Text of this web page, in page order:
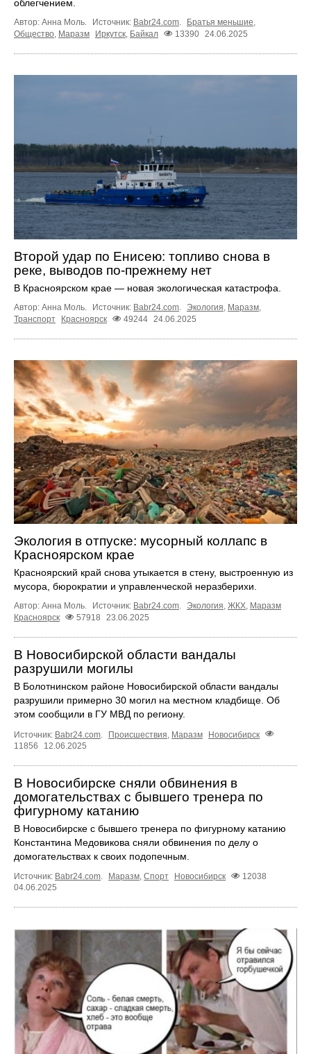
облегчением.
Автор: Анна Моль. Источник: Babr24.com. Братья меньшие,
Общество, Маразм Иркутск, Байкал 13390 24.06.2025
Второй удар по Енисею: топливо снова в
реке, выводов по-прежнему нет
В Красноярском крае — новая экологическая катастрофа.
Автор: Анна Моль. Источник: Babr24.com Экология Маразм
Транспорт
Красноярск 49244 24.06.2025
Экология в отпуске: мусорный коллапс в
Красноярском крае
Красноярский край снова утыкается в стену, выстроенную из
мусора, бюрократии и управленческой неразберихи.
Автор: Анна Моль. Источник: Babr24.com. Экология, ЖКХ, Маразм
Красноярск
57918 23.06.2025
В Новосибирской области вандалы
разрушили могилы
В Болотнинском районе Новосибирской области вандалы
разрушили примерно 30 могил на местном кладбище. Об
этом сообщили в ГУ МВД по региону.
Источник: Babr24.com Происшествия Маразм
Новосибирск
11856
12.06.2025
В Новосибирске сняли обвинения в
домогательствах с бывшего тренера по
фигурному катанию
В Новосибирске с бывшего тренера по фигурному катанию
Константина Медовикова сняли обвинения по делу о
домогательствах к своих подопечным.
Источник: Babr24.com Маразм Спорт Новосибирск
12038
04.06.2025